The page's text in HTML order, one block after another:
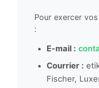
Pour exercer
:
E-mail :
Courrier :
Fischer,